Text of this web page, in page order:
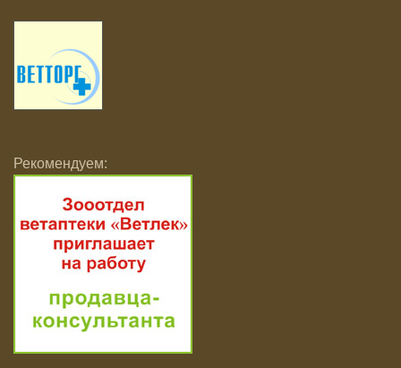
Рекомендуем: